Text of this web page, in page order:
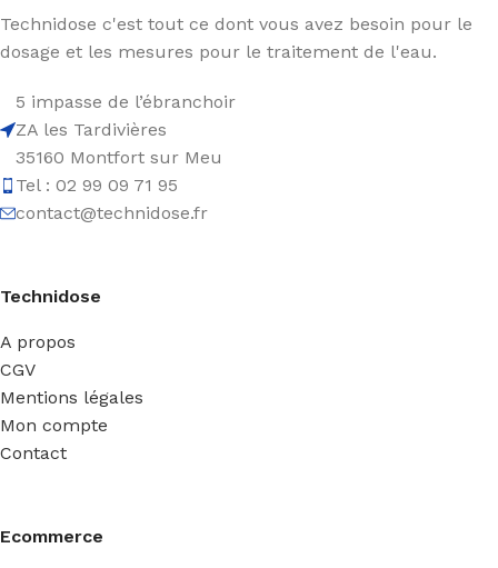
Technidose c'est tout ce dont vous avez besoin pour le
dosage et les mesures pour le traitement de l'eau.
5 impasse de l’ébranchoir
ZA les Tardivières
35160 Montfort sur Meu
Tel : 02 99 09 71 95
contact@technidose.fr
Technidose
A propos
CGV
Mentions légales
Mon compte
Contact
Ecommerce